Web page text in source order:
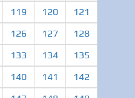
119 120
121
126 127
128
133 134
135
140 141
142